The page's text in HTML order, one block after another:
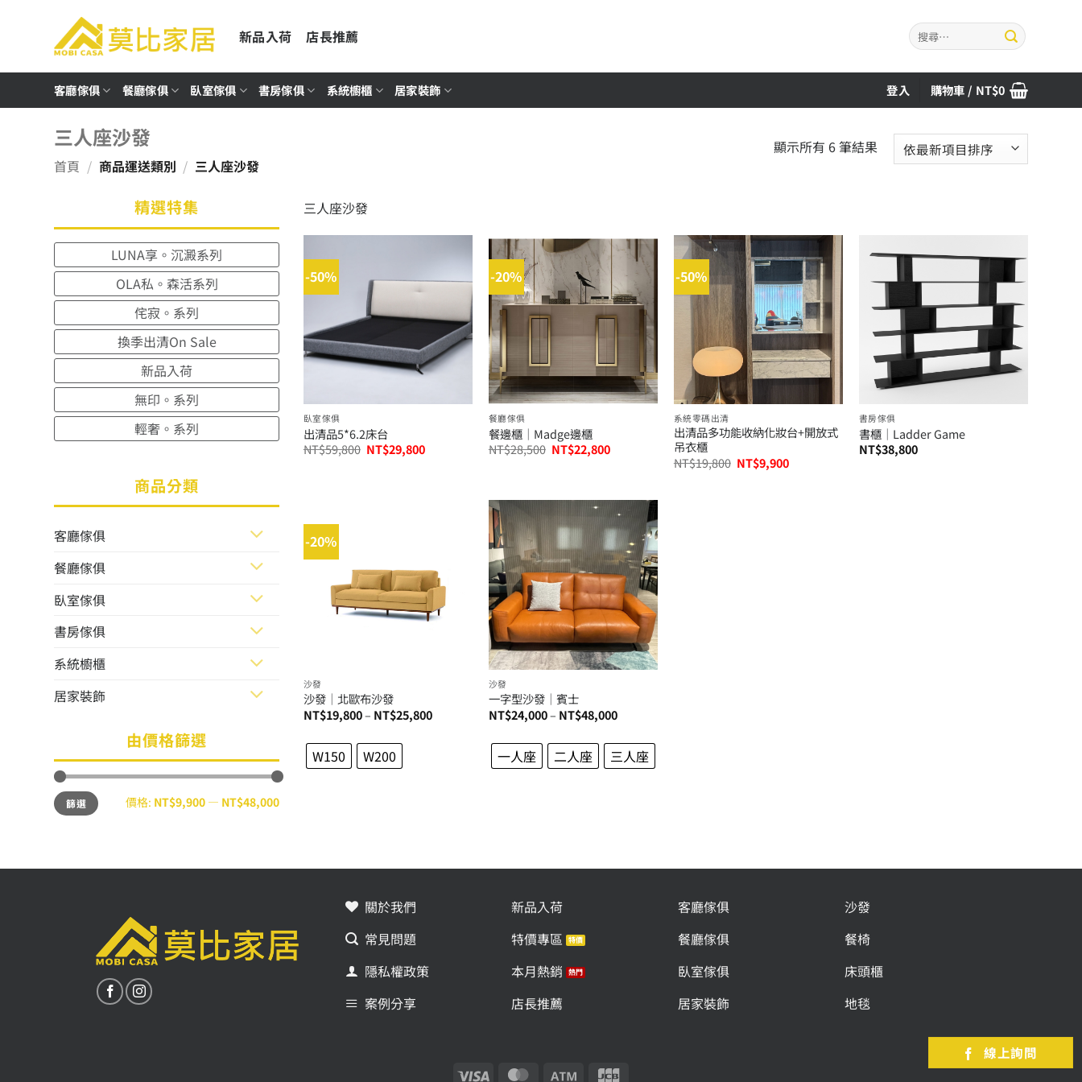
新品入荷 店長推薦
搜
尋
鍵
字:
客廳傢俱 餐廳傢俱 臥室傢俱 書房傢俱 系統櫥櫃 居家裝飾 登入 購物車 / NT$0
三人座沙發
首頁 / 商品運送類別 / 三人座沙發
顯示所有 6 筆結果依
精選特集
LUNA享。沉澱系列
OLA私。森活系列
侘寂。系列
換季出清On Sale
新品入荷
無印。系列
輕奢。系列
商品分類
客廳傢俱
餐廳傢俱
臥室傢俱
書房傢俱
系統櫥櫃
居家裝飾
由價格篩選
最
低
價
最
高
價
篩選 價格: NT$9,900 — NT$48,000
三人座沙發
-50%
臥室傢俱
出清品5*6.2床台
NT$59,800 原
始
NT$29,800目
-20%
餐廳傢俱
餐邊櫃│Madge邊櫃
NT$28,500 原
始
NT$22,800目
-50%
系統零碼出清
出清品多功能收納化妝台+開放式
吊衣櫃
NT$19,800 原
始
NT$9,900目
書房傢俱
書櫃│Ladder Game
NT$38,800
-20%
沙發
沙發│北歐布沙發
NT$19,800– NT$25,800價
格
W150 W200
沙發
一字型沙發│賓士
NT$24,000– NT$48,000價
格
圍：
NT$24,000
到
一人座 二人座 三人座
關於我們
常見問題
隱私權政策
案例分享
新品入荷
特價專區
本月熱銷
店長推薦
客廳傢俱
餐廳傢俱
臥室傢俱
居家裝飾
沙發
餐椅
床頭櫃
地毯
線上詢問
Visa MasterCardAtm